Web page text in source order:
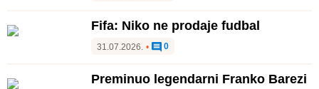
Fifa: Niko ne prodaje fudbal
31.07.2026. • 0
Preminuo legendarni Franko Barezi